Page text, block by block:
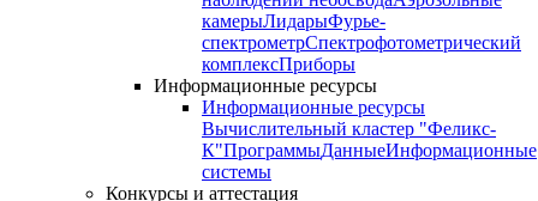
камерыЛидарыФурье-
спектрометрСпектрофотометрический
комплексПриборы
Информационные ресурсы
Информационные ресурсы
Вычислительный кластер "Феликс-
К"ПрограммыДанныеИнформационные
системы
Конкурсы и аттестация